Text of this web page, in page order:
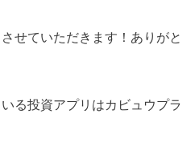
せていただきます！ありがと
る投資アプリはカビュウプラ